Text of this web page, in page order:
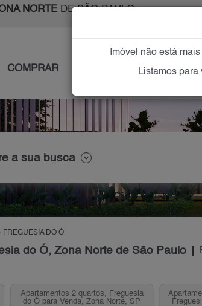
NORTEDE SÃO PAULO
COMPRAR IMÓVEIS
a sua busca
FREGUESIA DO Ó
do Ó, Zona Norte de São Paulo
Apartamentos 2 quartos, Freguesia
do Ó para Venda, Zona Norte, SP
Imóvel não está
Listamos para